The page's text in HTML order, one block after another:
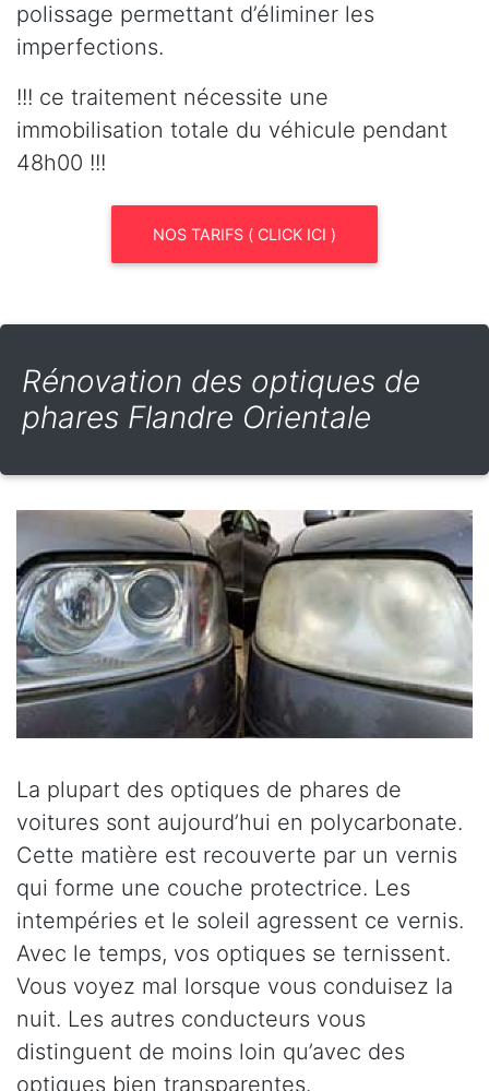
polissage permettant d’éliminer les
imperfections.
!!! ce traitement nécessite une
immobilisation totale du véhicule pendant
48h00 !!!
NOS TARIFS ( CLICK ICI )
Rénovation des optiques de
phares Flandre Orientale
La plupart des optiques de phares de
voitures sont aujourd’hui en polycarbonate.
Cette matière est recouverte par un vernis
qui forme une couche protectrice. Les
intempéries et le soleil agressent ce vernis.
Avec le temps, vos optiques se ternissent.
Vous voyez mal lorsque vous conduisez la
nuit. Les autres conducteurs vous
distinguent de moins loin qu’avec des
optiques bien transparentes.